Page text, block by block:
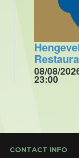
08/08/
23:00
CONTACT INFO